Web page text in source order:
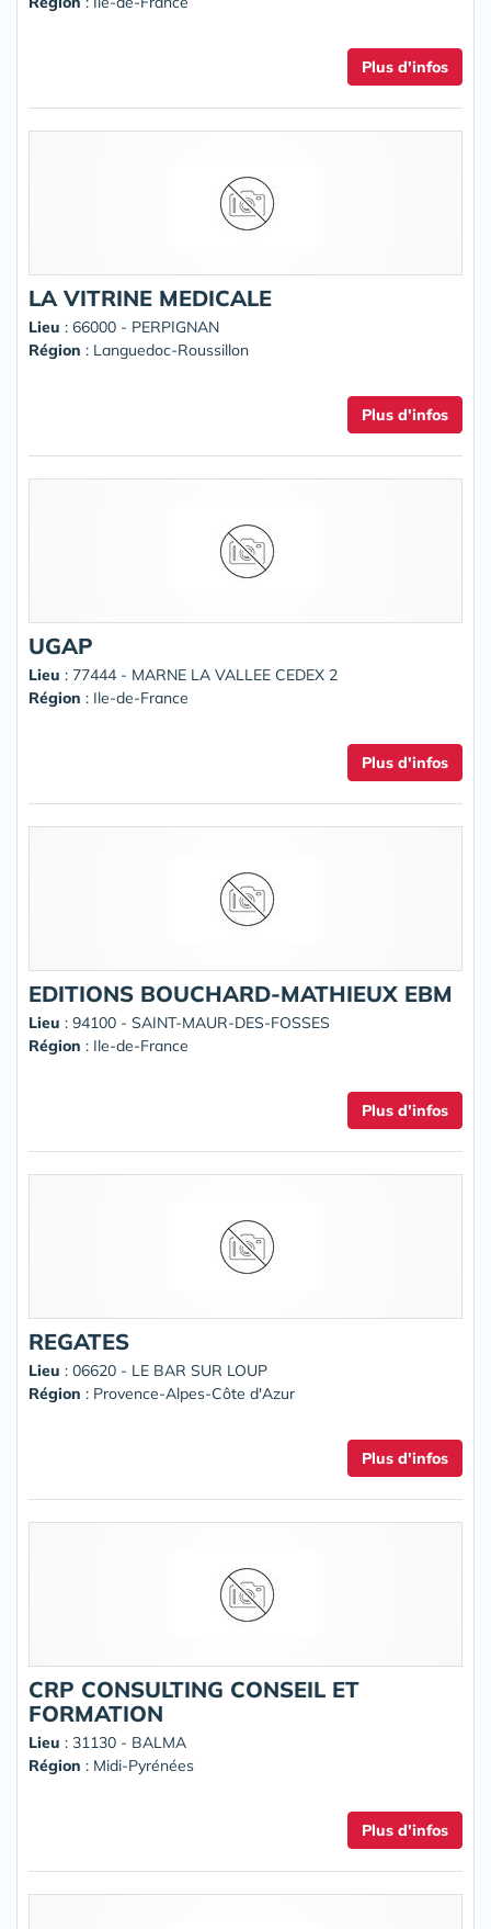
Plus d'infos
LA VITRINE MEDICALE
Lieu : 66000 - PERPIGNAN
Région : Languedoc-Roussillon
Plus d'infos
UGAP
Lieu : 77444 - MARNE LA VALLEE CEDEX 2
Région : Ile-de-France
Plus d'infos
EDITIONS BOUCHARD-MATHIEUX EBM
Lieu : 94100 - SAINT-MAUR-DES-FOSSES
Région : Ile-de-France
Plus d'infos
REGATES
Lieu : 06620 - LE BAR SUR LOUP
Région : Provence-Alpes-Côte d'Azur
Plus d'infos
CRP CONSULTING CONSEIL ET
FORMATION
Lieu : 31130 - BALMA
Région : Midi-Pyrénées
Plus d'infos